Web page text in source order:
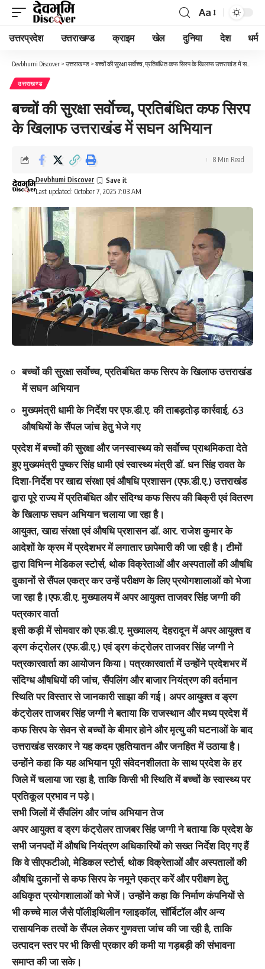
Font
Resizer
Aa
उत्तरप्रदेश उत्तराखण्ड क्राइम खेल दुनिया देश धर्म
Devbhumi Discover > उत्तराखण्ड > बच्चों की सुरक्षा सर्वाेच्च, प्रतिबंधित कफ सिरप के खिलाफ उत्तराखंड में सघन अभियान
उत्तराखण्ड
बच्चों की सुरक्षा सर्वाेच्च, प्रतिबंधित कफ सिरप
के खिलाफ उत्तराखंड में सघन अभियान
Last updated: October 7, 2025 7:03 AM
Devbhumi Discover
8 Min Read
बच्चों की सुरक्षा सर्वाेच्च, प्रतिबंधित कफ सिरप के खिलाफ उत्तराखंड
में सघन अभियान
मुख्यमंत्री धामी के निर्देश पर एफ.डी.ए. की ताबड़तोड़ कार्रवाई, 63
औषधियों के सैंपल जांच हेतु भेजे गए
प्रदेश में बच्चों की सुरक्षा और जनस्वास्थ्य को सर्वाेच्च प्राथमिकता देते
हुए मुख्यमंत्री पुष्कर सिंह धामी एवं स्वास्थ्य मंत्री डॉ. धन सिंह रावत के
दिशा-निर्देश पर खाद्य संरक्षा एवं औषधि प्रशासन (एफ.डी.ए.) उत्तराखंड
द्वारा पूरे राज्य में प्रतिबंधित और संदिग्ध कफ सिरप की बिक्री एवं वितरण
के खिलाफ सघन अभियान चलाया जा रहा है।
आयुक्त, खाद्य संरक्षा एवं औषधि प्रशासन डॉ. आर. राजेश कुमार के
आदेशों के क्रम में प्रदेशभर में लगातार छापेमारी की जा रही है। टीमों
द्वारा विभिन्न मेडिकल स्टोर्स, थोक विक्रेताओं और अस्पतालों की औषधि
दुकानों से सैंपल एकत्र कर उन्हें परीक्षण के लिए प्रयोगशालाओं को भेजा
जा रहा है।एफ.डी.ए. मुख्यालय में अपर आयुक्त ताजवर सिंह जग्गी की
पत्रकार वार्ता
इसी कड़ी में सोमवार को एफ.डी.ए. मुख्यालय, देहरादून में अपर आयुक्त व
ड्रग कंट्रोलर (एफ.डी.ए.) एवं ड्रग कंट्रोलर ताजवर सिंह जग्गी ने
पत्रकारवार्ता का आयोजन किया। पत्रकारवार्ता में उन्होंने प्रदेशभर में
संदिग्ध औषधियों की जांच, सैंपलिंग और बाजार नियंत्रण की वर्तमान
स्थिति पर विस्तार से जानकारी साझा की गई। अपर आयुक्त व ड्रग
कंट्रोलर ताजबर सिंह जग्गी ने बताया कि राजस्थान और मध्य प्रदेश में
कफ सिरप के सेवन से बच्चों के बीमार होने और मृत्यु की घटनाओं के बाद
उत्तराखंड सरकार ने यह कदम एहतियातन और जनहित में उठाया है।
उन्होंने कहा कि यह अभियान पूरी संवेदनशीलता के साथ प्रदेश के हर
जिले में चलाया जा रहा है, ताकि किसी भी स्थिति में बच्चों के स्वास्थ्य पर
प्रतिकूल प्रभाव न पड़े।
सभी जिलों में सैंपलिंग और जांच अभियान तेज
अपर आयुक्त व ड्रग कंट्रोलर ताजबर सिंह जग्गी ने बताया कि प्रदेश के
सभी जनपदों में औषधि नियंत्रण अधिकारियों को सख्त निर्देश दिए गए हैं
कि वे सीएफटीओ, मेडिकल स्टोर्स, थोक विक्रेताओं और अस्पतालों की
औषधि दुकानों से कफ सिरप के नमूने एकत्र करें और परीक्षण हेतु
अधिकृत प्रयोगशालाओं को भेजें। उन्होंने कहा कि निर्माण कंपनियों से
भी कच्चे माल जैसे पॉलीइथिलीन ग्लाइकॉल, सॉर्बिटॉल और अन्य
रासायनिक तत्वों के सैंपल लेकर गुणवत्ता जांच की जा रही है, ताकि
उत्पादन स्तर पर भी किसी प्रकार की कमी या गड़बड़ी की संभावना
समाप्त की जा सके।